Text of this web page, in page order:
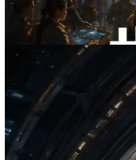
Validators
この記事を読む